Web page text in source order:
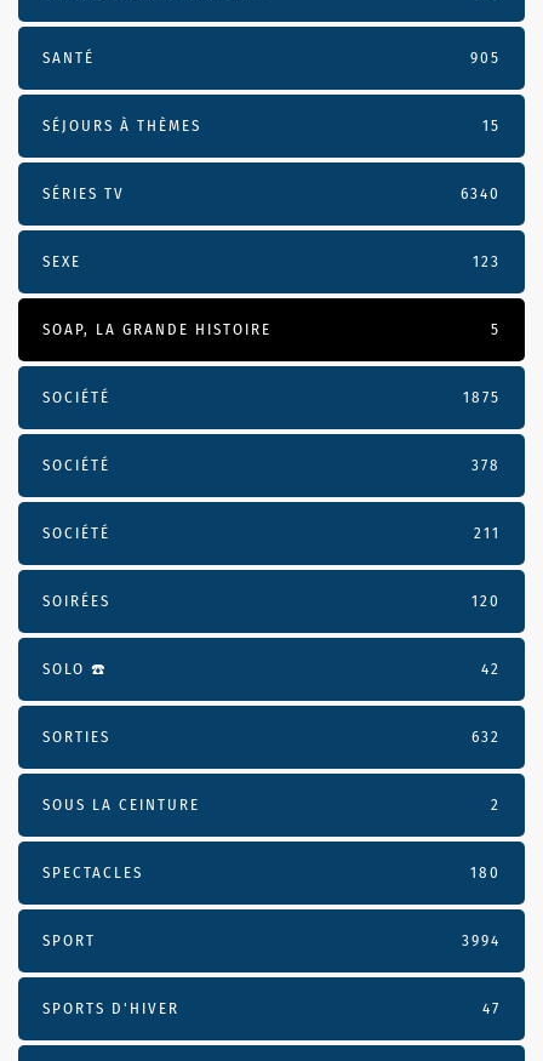
SANTÉ 905
SÉJOURS À THÈMES 15
SÉRIES TV 6340
SEXE 123
SOAP, LA GRANDE HISTOIRE 5
SOCIÉTÉ 1875
SOCIÉTÉ 378
SOCIÉTÉ 211
SOIRÉES 120
SOLO ☎️ 42
SORTIES 632
SOUS LA CEINTURE 2
SPECTACLES 180
SPORT 3994
SPORTS D'HIVER 47